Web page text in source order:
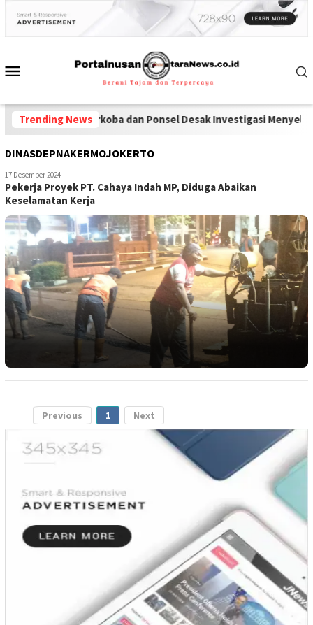
Trending News
Narkoba dan Ponsel Desak Investigasi Menyeluruh di
DINASDEPNAKERMOJOKERTO
17 Desember 2024
Pekerja Proyek PT. Cahaya Indah MP, Diduga Abaikan
Keselamatan Kerja
Previous 1 Next